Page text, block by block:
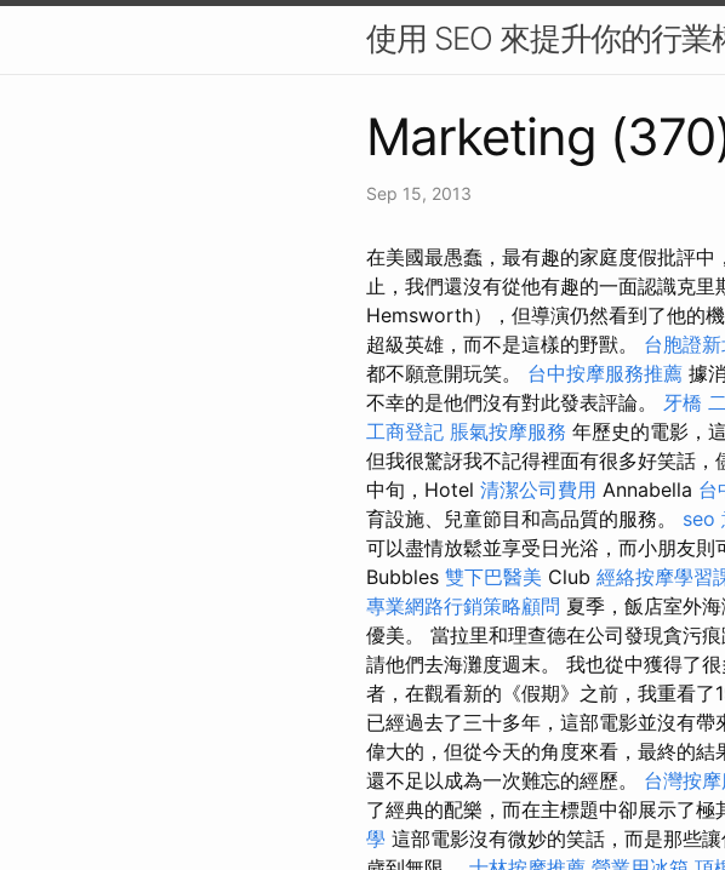
使用 SEO 來提升你的行
Marketing
Sep 15, 2013
在美國最愚蠢，最有趣的家庭度假批評
止，我們還沒有從他有趣的一面認識克里
Hemsworth），但導演仍然看到了他的機
超級英雄，而不是這樣的野獸。 台胞證
都不願意開玩笑。 台中按摩服務推薦 據
不幸的是他們沒有對此發表評論。 牙橋
工商登記 脹氣按摩服務 年歷史的電影，
但我很驚訝我不記得裡面有很多好笑話
中旬，Hotel 清潔公司費用 Annabella 台
育設施、兒童節目和高品質的服務。 seo
可以盡情放鬆並享受日光浴，而小朋友則
Bubbles 雙下巴醫美 Club 經絡按摩學習
專業網路行銷策略顧問 夏季，飯店室外
優美。 當拉里和理查德在公司發現貪污
請他們去海灘度週末。 我也從中獲得了
者，在觀看新的《假期》之前，我重看
已經過去了三十多年，這部電影並沒有帶
偉大的，但從今天的角度來看，最終的
還不足以成為一次難忘的經歷。 台灣按
了經典的配樂，而在主標題中卻展示了
學 這部電影沒有微妙的笑話，而是那些